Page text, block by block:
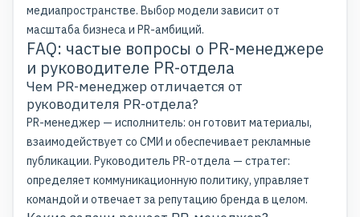
медиапространстве. Выбор модели зависит от
масштаба бизнеса и PR-амбиций.
FAQ: частые вопросы о PR-менеджере
и руководителе PR-отдела
Чем PR-менеджер отличается от
руководителя PR-отдела?
PR-менеджер — исполнитель: он готовит материалы,
взаимодействует со СМИ и обеспечивает рекламные
публикации. Руководитель PR-отдела — стратег:
определяет коммуникационную политику, управляет
командой и отвечает за репутацию бренда в целом.